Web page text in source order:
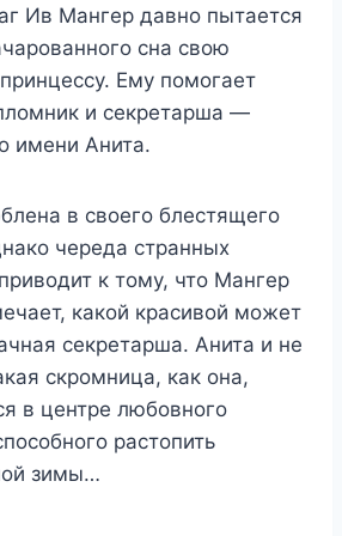
Ив Мангер давно пытается
сна свою
Ему помогает
и секретарша —
имени Анита.
в своего блестящего
череда странных
к тому, что Мангер
какой красивой может
секретарша. Анита и не
скромница, как она,
в центре любовного
растопить
зимы…